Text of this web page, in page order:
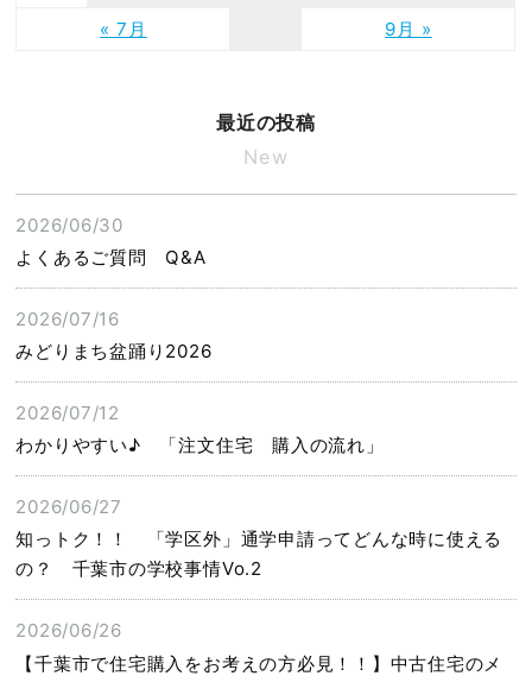
« 7月 9月 »
最近の投稿
New
2026/06/30
よくあるご質問 Q&A
2026/07/16
みどりまち盆踊り2026
2026/07/12
わかりやすい♪ 「注文住宅 購入の流れ」
2026/06/27
知っトク！！ 「学区外」通学申請ってどんな時に使える
の？ 千葉市の学校事情Vo.2
2026/06/26
【千葉市で住宅購入をお考えの方必見！！】中古住宅のメ